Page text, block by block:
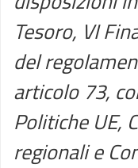
Tesoro, VI
del
articolo 73,
Politiche UE,
regionali e